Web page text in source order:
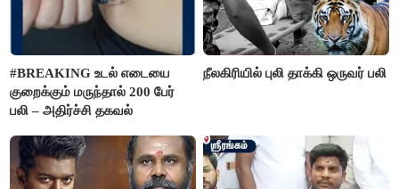
#BREAKING உடல் எடையை
குறைக்கும் மருந்தால் 200 பேர்
பலி – அதிர்ச்சி தகவல்
நீலகிரியில் புலி தாக்கி ஒருவர் பலி